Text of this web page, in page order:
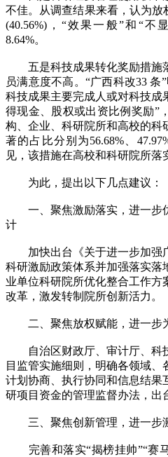
不佳。从调查结果来看，认为放
(40.56%)，“效果一般”和“不
8.64%。
五是科技成果转化奖励措施
员满意度不高。“广西科改33 条
科技成果主要完成人或对科技成
得现金、股权或出资比例奖励”
构、企业、科研院所和高校的科
著的占比分别为56.68%、
见，该措施在高校和科研院所落
为此，提出以下几点建议：
一、聚焦激励落实，进一步
计
加快出台《关于进一步加强
科研激励政策体系并加强落实落
业单位科研院所优化整合工作
改革，激发转制院所创新活力。
二、聚焦放权赋能，进一步
自治区财政厅、审计厅、科
目监管实施细则，明确各领域
计划协商、执行协同和信息结果
研项目资金的管理监督办法，出
三、聚焦创新管理，进一步
完善和落实“揭榜挂帅”“赛